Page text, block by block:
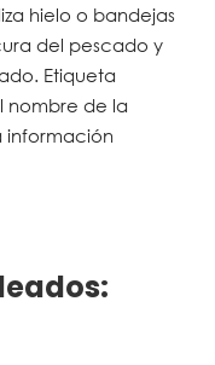
hielo o bandejas
del pescado y
Etiqueta
de la
información
: